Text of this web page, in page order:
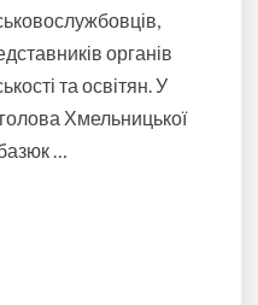
органів
та освітян. У
Хмельницької
…